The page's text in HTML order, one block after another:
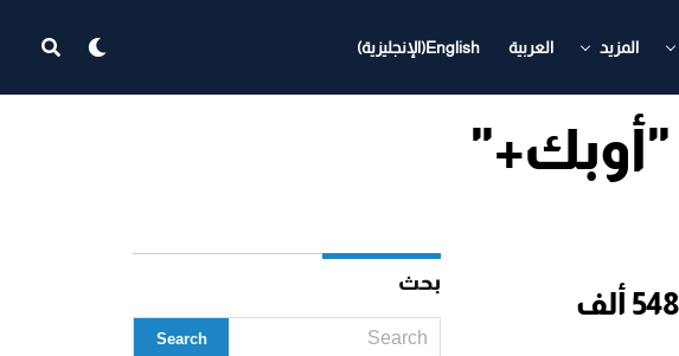
المزيد العربية English
(الإنجليزية)
أوبك+ يقر زيادة تدريجية للإنتاج بواقع 548 ألف
بحث